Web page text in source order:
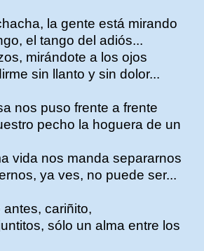
la gente está mirando
el tango del adiós...
mirándote a los ojos
sin llanto y sin dolor...
nos puso frente a frente
pecho la hoguera de un
vida nos manda separarnos
ya ves, no puede ser...
cariñito,
sólo un alma entre los